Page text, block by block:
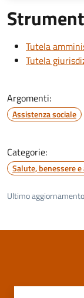
Tutela
Tutela
Argomenti:
Assistenza sociale
Categorie:
Salute, benessere
Ultimo